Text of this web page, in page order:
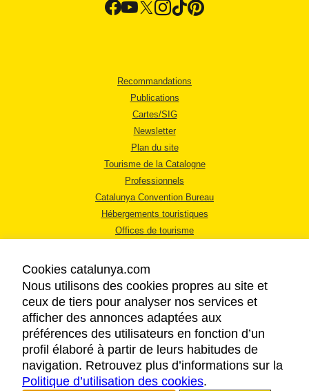
Recommandations
Publications
Cartes/SIG
Newsletter
Plan du site
Tourisme de la Catalogne
Professionnels
Catalunya Convention Bureau
Hébergements touristiques
Offices de tourisme
MENTIONS LÉGALES
RÈGLES DE CONFIDENTIALITÉ
COOKIES
ACCESSIBILITÉ
Cookies catalunya.com
Nous utilisons des cookies propres au site et
ceux de tiers pour analyser nos services et
afficher des annonces adaptées aux
préférences des utilisateurs en fonction d’un
profil élaboré à partir de leurs habitudes de
navigation. Retrouvez plus d’informations sur la
Politique d’utilisation des cookies.